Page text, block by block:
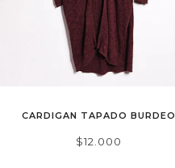
CARDIGAN TAPADO BURDEO
$12.000